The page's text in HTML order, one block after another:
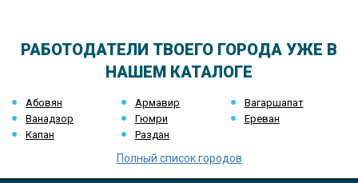
РАБОТОДАТЕЛИ ТВОЕГО ГОРОДА УЖЕ В
НАШЕМ КАТАЛОГЕ
Абовян Армавир
Вагаршапат
Ванадзор
Гюмри
Ереван
Капан
Раздан
Полный список городов